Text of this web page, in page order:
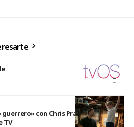
guerrero» con Chris Pratt
TV